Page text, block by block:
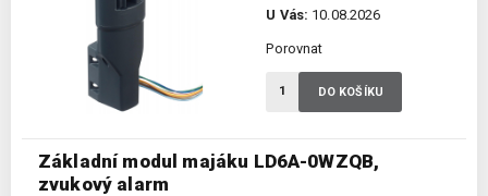
Základní modul majáku LD6A-0WZQB,
zvukový alarm
U Vás: 10.08.2026
Porovnat
DO KOŠÍKU